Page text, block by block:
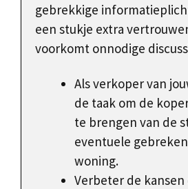
gebrekkige
een stukje extra
voorkomt onnodige
Als verkoper van
de taak om de
te brengen van de
eventuele
woning.
Verbeter de kansen